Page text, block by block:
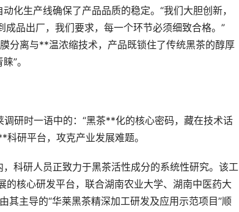
化生产线确保了产品品质的稳定。“我们大胆创新，
品出厂，我们要求，每一个环节必须细致合格。”
分离与**温浓缩技术，产品既锁住了传统黑茶的醇厚
”。
时一语中的：“黑茶**化的核心密码，藏在技术话
研平台，攻克产业发展难题。
研人员正致力于黑茶活性成分的系统性研究。该工
核心研发平台，联合湖南农业大学、湖南中医药大
主导的“华莱黑茶精深加工研发及应用示范项目”顺